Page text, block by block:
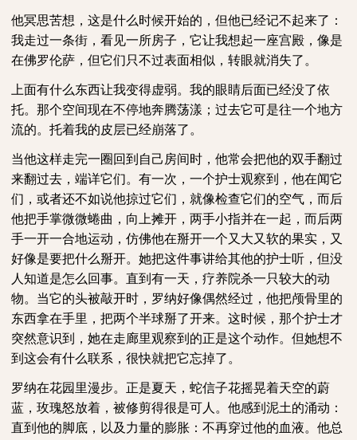
他冥思苦想，这是什么时候开始的，但他已经记不起来了：
我走过一条街，看见一所房子，它让我想起一座宫殿，像是
在佛罗伦萨，但它们只不过表面相似，转眼就消失了。
上面有什么东西让我变得虚弱。我的眼睛后面已经没了依
托。那个空间现在不停地奔腾荡漾；过去它可是往一个地方
流的。托着我的皮层已经崩落了。
当他这样走完一圈回到自己房间时，他常会把他的双手翻过
来翻过去，端详它们。有一次，一个护士观察到，他在闻它
们，或者还不如说他掠过它们，就像检查它们的空气，而后
他把手掌微微蜷曲，向上摊开，两手小指并在一起，而后两
手一开一合地运动，仿佛他在掰开一个又大又软的果实，又
好像是要把什么掰开。她把这件事讲给其他的护士听，但没
人知道是怎么回事。直到有一天，疗养院杀一只较大的动
物。当它的头被敲开时，罗纳好像偶然经过，他把颅骨里的
东西拿在手里，把两个半球掰了开来。这时候，那个护士才
突然意识到，她在走廊里观察到的正是这个动作。但她想不
到这会有什么联系，很快就把它忘掉了。
罗纳在花园里漫步。正是夏天，蛇信子花摇晃着天空的蔚
蓝，玫瑰怒放着，被修剪得很是可人。他感到泥土的涌动：
直到他的脚底，以及力量的膨胀：不再穿过他的血液。他总